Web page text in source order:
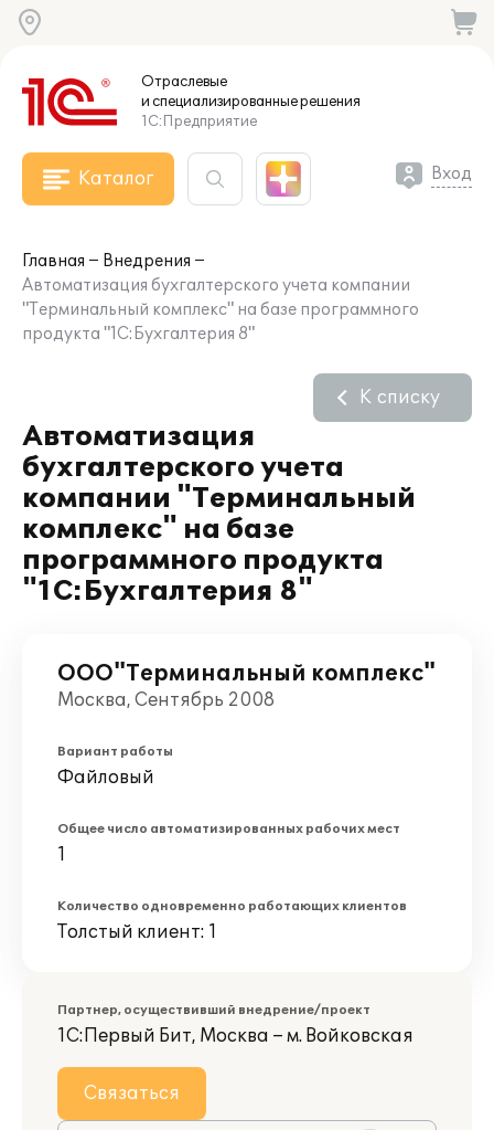
Отраслевые
и специализированныерешения
1С:Предприятие
Каталог Вход
Главная
Внедрения
Автоматизация бухгалтерского учета компании
"Терминальный комплекс" на базе программного
продукта "1С:Бухгалтерия 8"
Автоматизация
бухгалтерского учета
компании "Терминальный
комплекс" на базе
программного продукта
"1С:Бухгалтерия 8"
К списку
ООО"Терминальный комплекс"
Москва, Сентябрь 2008
Вариант работы
Файловый
Общее число автоматизированных рабочих мест
1
Количество одновременно работающих клиентов
Толстый клиент: 1
Партнер, осуществивший внедрение/проект
1С:Первый Бит, Москва – м. Войковская
Связаться